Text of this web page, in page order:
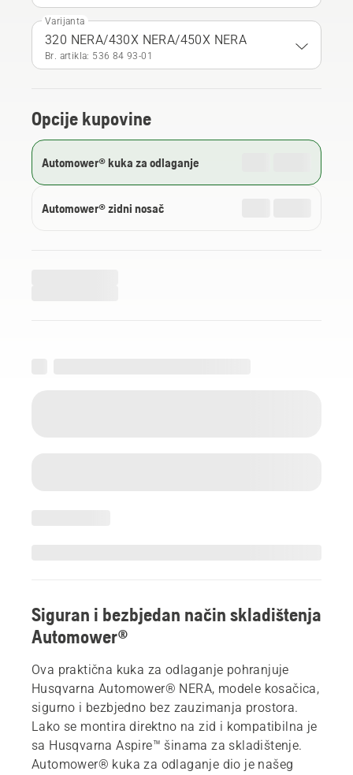
Varijanta
320 NERA/430X NERA/450X NERA
Br. artikla: 536 84 93‑01
Opcije kupovine
Automower® kuka za odlaganje
Automower® zidni nosač
Siguran i bezbjedan način skladištenja
Automower®
Ova praktična kuka za odlaganje pohranjuje
Husqvarna Automower® NERA, modele kosačica,
sigurno i bezbjedno bez zauzimanja prostora.
Lako se montira direktno na zid i kompatibilna je
sa Husqvarna Aspire™ šinama za skladištenje.
Automower® kuka za odlaganje dio je našeg